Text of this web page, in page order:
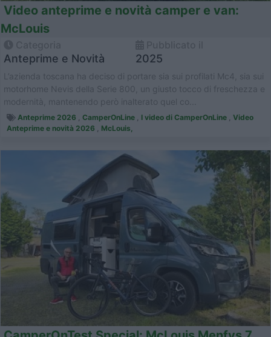
Video anteprime e novità camper e van:
McLouis
Anteprime e Novità 2025
L’azienda toscana ha deciso di portare sia sui profilati Mc4, sia sui
motorhome Nevis della Serie 800, un giusto tocco di freschezza e
modernità, mantenendo però inalterato quel co...
Anteprime 2026 , CamperOnLine , I video di CamperOnLine , Video
Anteprime e novità 2026 , McLouis,